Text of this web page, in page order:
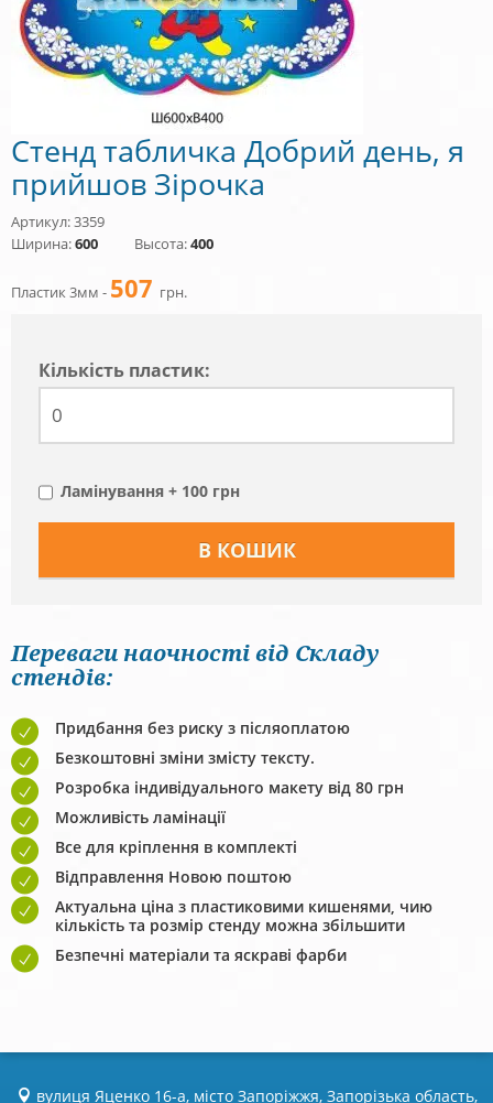
Стенд табличка Добрий день, я
прийшов Зірочка
Артикул: 3359
Ширина:600 Высота:400
Пластик 3мм - 507 грн.
Кiлькiсть пластик:
Ламінування + 100 грн
Переваги наочності від Складу
стендів:
Придбання без риску з післяоплатою
Безкоштовні зміни змісту тексту.
Розробка індивідуального макету від 80 грн
Можливість ламінації
Все для кріплення в комплекті
Відправлення Новою поштою
Актуальна ціна з пластиковими кишенями, чию
кількість та розмір стенду можна збільшити
Безпечні матеріали та яскраві фарби
вулиця Яценко 16-а, місто Запоріжжя, Запорізька область,